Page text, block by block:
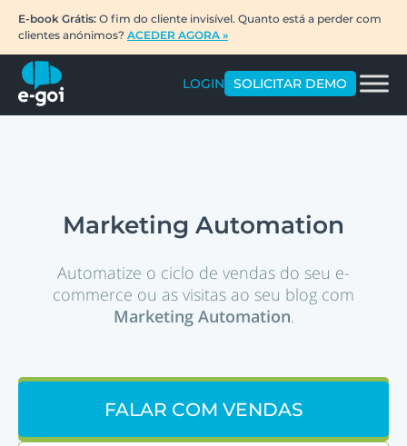
E-book Grátis: O fim do cliente invisível. Quanto está a perder com
clientes anónimos? ACEDER AGORA »
LOGIN SOLICITAR DEMO
Marketing Automation
Automatize o ciclo de vendas do seu e-
commerce ou as visitas ao seu blog com
Marketing Automation.
FALAR COM VENDAS